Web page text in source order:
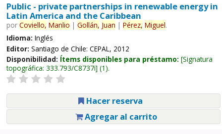
Public - private partnerships in renewable energy in
Latin America and the Caribbean
por Coviello, Manlio | Gollán, Juan | Pérez, Miguel.
Idioma: Inglés
Editor: Santiago de Chile: CEPAL, 2012
Disponibilidad: Ítems disponibles para préstamo: Signatura
topográfica: 333.793/C8737i (1).
Hacer reserva
Agregar al carrito